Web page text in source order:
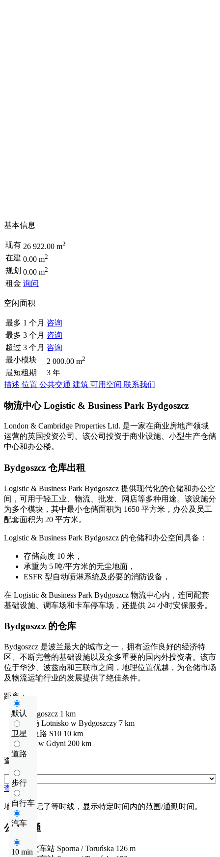
基本信息
现有 26 922.00 m2
在建 0.00 m2
规划 0.00 m2
租金 询问
空闲面积
最多 1 个月 咨询
最多 3 个月 咨询
超过 3 个月 咨询
最小模块
2 000.00 m2
最短租期
3 年
描述 位置 公共交通 建筑 可用空间 联系我们
物流中心 Logistic & Business Park Bydgoszcz
London & Cambridge Properties Ltd. 是一家在商业房地产领域
运营的英国投资公司。该公司投资于商业设施、小型生产仓储
中心和办公楼。
Bydgoszcz 仓库出租
Logistic & Business Park Bydgoszcz 提供现代化的仓储和办公空
间，可用于轻工业、物流、批发、网店等多种用途。该设施分
为多个模块，其中最小仓储面积为 1650 平方米，办公及员工
配套面积为 20 平方米。
Logistic & Business Park Bydgoszcz 的仓储和办公空间具备：
存储高度 10 米，
承重为 5 吨/平方米的无尘地面，
ESFR 型自动喷淋系统及必要的消防设备，
在 Logistic & Business Park Bydgoszcz 物流中心内，连同配套
基础设施、调车场和卡车停车场，还提供 24 小时安保服务。
Bydgoszcz 的仓库
Bydgoszcz 是波兰最大的城市之一，拥有运作良好的经济特
区、不断完善的基础设施以及众多重要的国内外投资者。该市
位于华沙、波兹南和三联市之间，地理位置优越，为仓储市场
及物流运输行业的发展提供了绝佳条件。
默认
卫星
道路
步行
自行车
汽车
10 min
距离：
Bydgoszcz 1 km
机场 Lotnisko w Bydgoszczy 7 km
快速路 S10 10 km
Port w Gdyni 200 km
查看距离
查看距离
地图上标记了等时线，显示特定时间内的范围/通勤时间。
公共交通
公交车站 Sporna / Toruńska 126 m